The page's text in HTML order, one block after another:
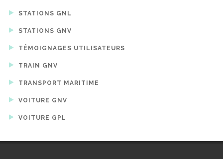
STATIONS GNL
STATIONS GNV
TÉMOIGNAGES UTILISATEURS
TRAIN GNV
TRANSPORT MARITIME
VOITURE GNV
VOITURE GPL